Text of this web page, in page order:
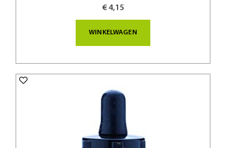
€ 4,15
WINKELWAGEN